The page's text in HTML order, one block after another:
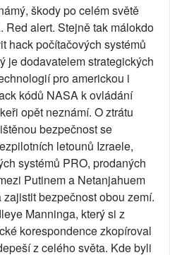
škody po celém světě
Red alert. Stejně tak málokdo
hack počítačových systémů
je dodavatelem strategických
pro americkou i
kódů NASA k ovládání
opět neznámí. O ztrátu
bezpečnost se
letounů Izraele,
systémů PRO, prodaných
Putinem a Netanjahuem
bezpečnost obou zemí.
Manninga, který si z
korespondence zkopíroval
z celého světa. Kde byli